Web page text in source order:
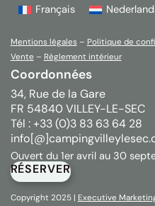
Français
Mentions légales– Politique de
Vente – Règlement intérieur
Coordonnées
34, Rue de la Gare
FR 54840 VILLEY-LE-SEC
Tél : +33 (0)3 83 63 64 28
Ouvert du 1er avril au 30
RÉSERVER
Copyright 2025 | Executive